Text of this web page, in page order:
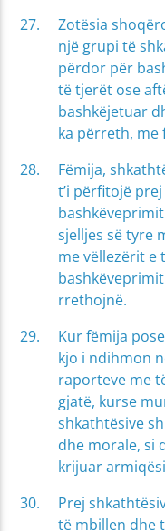
Zotësia
një grupi të
përdor për
të tjerët ose
bashkëjetuar
ka përreth, me
Fëmija,
t’i përfitojë
sjelljes së tyre
me vëllezërit e
rrethojnë.
Kur fëmija
kjo i ndihmon
raporteve me
gjatë, kurse
shkathtësive
dhe morale, si
krijuar
Prej
të mbillen dhe